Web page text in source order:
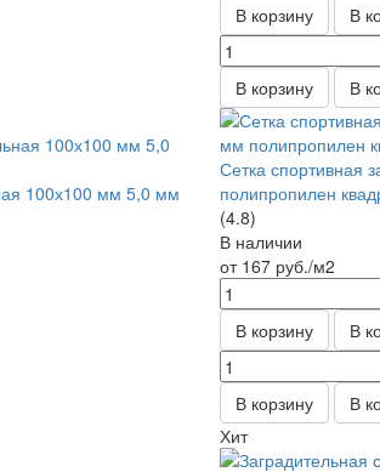
В корзину В
В корзину
В
100х100 мм 5,0 мм
Сетка спортивная
полипропилен
(4.8)
В наличии
от 167 руб./м2
В корзину В
В корзину
В
Хит